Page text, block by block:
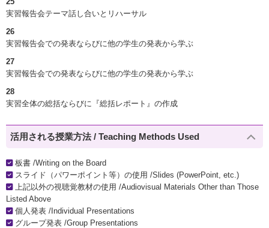
実習報告会テーマ話し合いとリハーサル
26
実習報告会での発表ならびに他の学生の発表から学ぶ
27
実習報告会での発表ならびに他の学生の発表から学ぶ
28
実習全体の総括ならびに『総括レポート』の作成
活用される授業方法 / Teaching Methods Used
板書 /Writing on the Board
スライド（パワーポイント等）の使用 /Slides (PowerPoint, etc.)
上記以外の視聴覚教材の使用 /Audiovisual Materials Other than Those
Listed Above
個人発表 /Individual Presentations
グループ発表 /Group Presentations